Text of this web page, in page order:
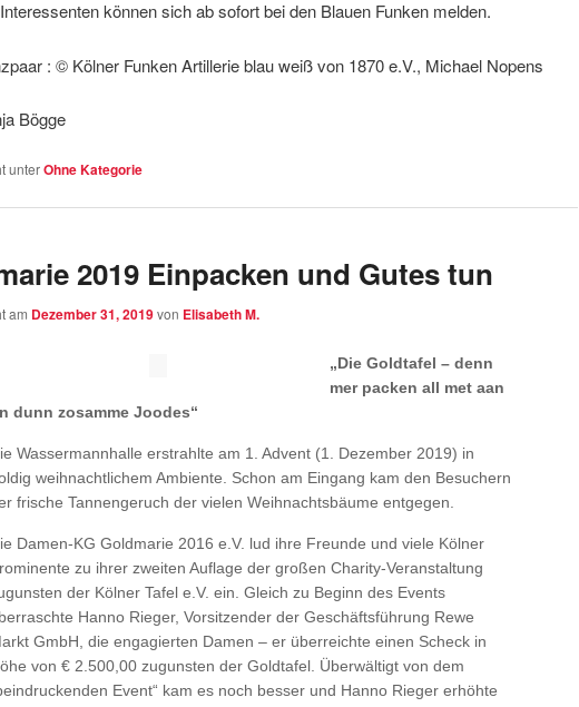
können sich ab sofort bei den Blauen Funken melden.
: © Kölner Funken Artillerie blau weiß von 1870 e.V., Michael Nopens
Bögge
unterOhne Kategorie
2019 Einpacken und Gutes tun
am Dezember 31, 2019von Elisabeth M.
„Die Goldtafel – denn
mer packen all met aan
dunn zosamme Joodes“
Wassermannhalle erstrahlte am 1. Advent (1. Dezember 2019) in
weihnachtlichem Ambiente. Schon am Eingang kam den Besuchern
frische Tannengeruch der vielen Weihnachtsbäume entgegen.
Damen-KG Goldmarie 2016 e.V. lud ihre Freunde und viele Kölner
zu ihrer zweiten Auflage der großen Charity-Veranstaltung
der Kölner Tafel e.V. ein. Gleich zu Beginn des Events
Hanno Rieger, Vorsitzender der Geschäftsführung Rewe
GmbH, die engagierten Damen – er überreichte einen Scheck in
von € 2.500,00 zugunsten der Goldtafel. Überwältigt von dem
Event“ kam es noch besser und Hanno Rieger erhöhte